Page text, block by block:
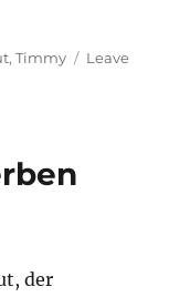
,Timmy
Leave
der